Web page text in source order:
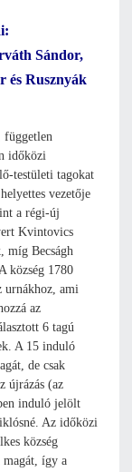
Sándor,
és Rusznyák
független
időközi
testületi tagokat
vezetője
a régi-új
Kvintovics
míg Becságh
község 1780
urnákhoz, ami
az
6 tagú
A 15 induló
de csak
újrázás (az
induló jelölt
Az időközi
község
magát, így a